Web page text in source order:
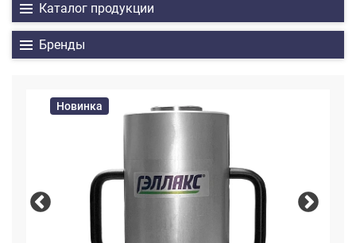
Каталог продукции
Бренды
Новинка